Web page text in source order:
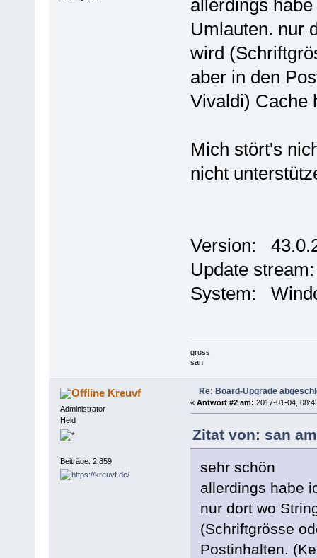
allerdings
Umlauten. nur
wird
aber in den
Vivaldi) Cache
Mich stört's
nicht
Version:
Update
System:
gruss
san
Kreuvf
Administrator
Held
Beiträge: 2.859
Re: Board-Upgrade
« Antwort #2 am: 2017-01-04,
Zitat von: san
sehr schön
allerdings habe
nur dort wo
(Schriftgrösse
Postinhalten.